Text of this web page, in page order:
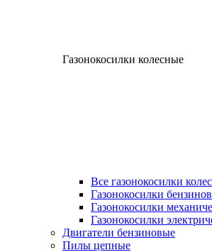
Газонокосилки колесные
Все газонокосилки
Газонокосилки
Газонокосилки
Газонокосилки
Двигатели бензиновые
Пилы цепные